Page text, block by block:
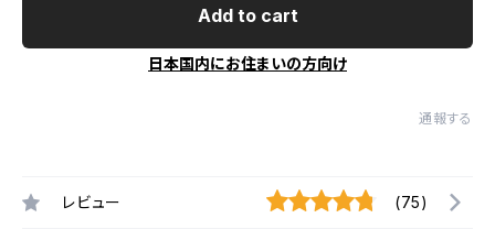
Add to cart
日本国内にお住まいの方向け
通報する
レビュー (75)